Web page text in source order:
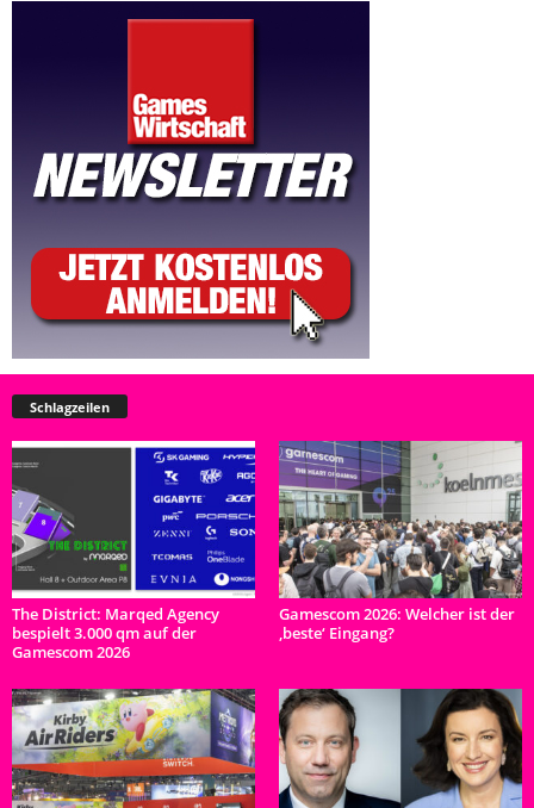
Schlagzeilen
The District: Marqed Agency
bespielt 3.000 qm auf der
Gamescom 2026
Gamescom 2026: Welcher ist der
‚beste‘ Eingang?